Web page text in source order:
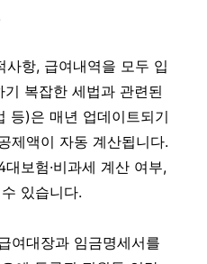
사항, 급여내역을 모두 입
복잡한 세법과 관련된
등)은 매년 업데이트되기
제액이 자동 계산됩니다.
보험·비과세 계산 여부,
있습니다.
여대장과 임금명세서를